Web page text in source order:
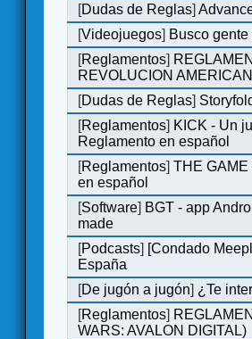
[Dudas de Reglas]
[Videojuegos] Busco
[Reglamentos]
REVOLUCION
[Dudas de Reglas]
[Reglamentos] KICK - Un
Reglamento en español
[Reglamentos]THE
en español
[Software] BGT - app
made
[Podcasts] [Condado
España
[De jugón a jugón] ¿Te
[Reglamentos]
WARS: AVALON DIGITAL)